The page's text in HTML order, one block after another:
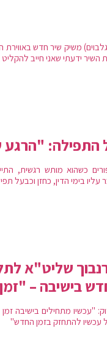
משיק שיר חדש באווירת
ידעתי שאני חייב להקליט
התפילה:
כשהוא מותש רגשית,
בימי הדין, כחזן וכבעל
שליט"א
בישיבה –
"עכשיו מתחילים בישיבה
עכשיו להתחזק בזמן החדש"